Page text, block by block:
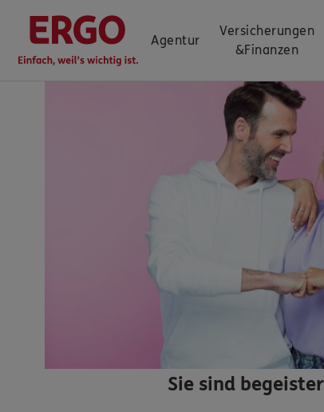
Agentur
Versicherungen
&Finanzen
Sie sind